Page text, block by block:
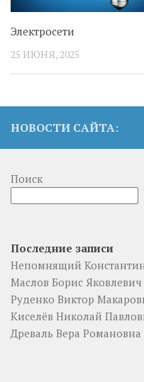
Электросети
25 ИЮНЯ, 2025
НОВОСТИ САЙТА:
Поиск
Последние записи
Непомнящий
Маслов Борис Яковлевич
Руденко Виктор
Киселёв Николай
Древаль Вера Романовна